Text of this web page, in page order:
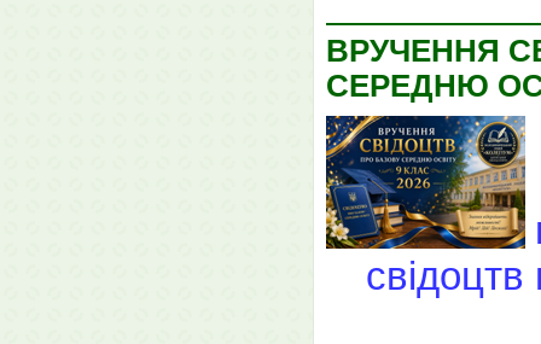
ВРУЧЕННЯ
СЕРЕДНЮ